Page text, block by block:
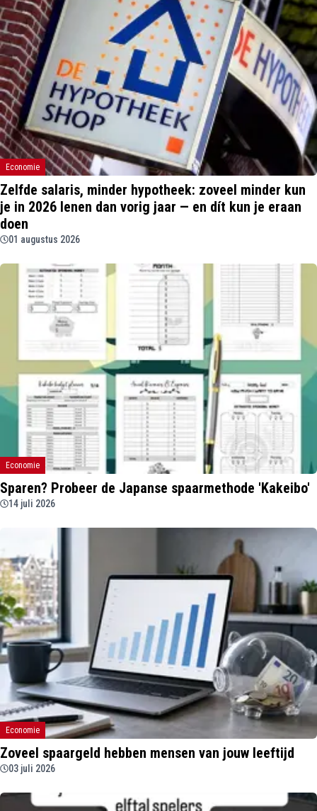
Economie
Zelfde salaris, minder hypotheek: zoveel minder kun
je in 2026 lenen dan vorig jaar — en dít kun je eraan
doen
01 augustus 2026
Economie
Sparen? Probeer de Japanse spaarmethode 'Kakeibo'
14 juli 2026
Economie
Zoveel spaargeld hebben mensen van jouw leeftijd
03 juli 2026